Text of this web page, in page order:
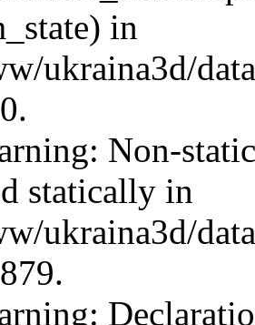
in
ukraina3d/
Non-
statically in
ukraina3d/